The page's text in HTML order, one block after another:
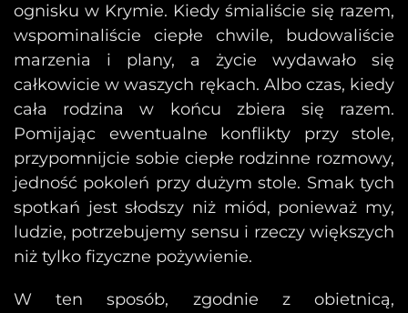
ognisku w Krymie. Kiedy śmialiście się razem,
wspominaliście ciepłe chwile, budowaliście
marzenia i plany, a życie wydawało się
całkowicie w waszych rękach. Albo czas, kiedy
cała rodzina w końcu zbiera się razem.
Pomijając ewentualne konflikty przy stole,
przypomnijcie sobie ciepłe rodzinne rozmowy,
jedność pokoleń przy dużym stole. Smak tych
spotkań jest słodszy niż miód, ponieważ my,
ludzie, potrzebujemy sensu i rzeczy większych
niż tylko fizyczne pożywienie.
W ten sposób, zgodnie z obietnicą,